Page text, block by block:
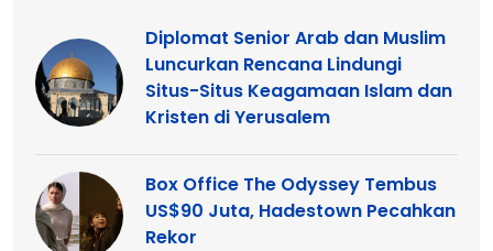
Diplomat Senior Arab dan Muslim
Luncurkan Rencana Lindungi
Situs-Situs Keagamaan Islam dan
Kristen di Yerusalem
Box Office The Odyssey Tembus
US$90 Juta, Hadestown Pecahkan
Rekor